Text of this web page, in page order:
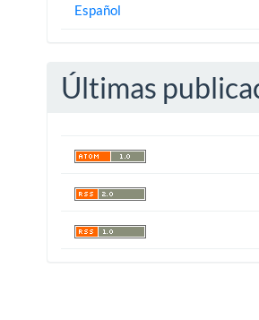
Español
Últimas